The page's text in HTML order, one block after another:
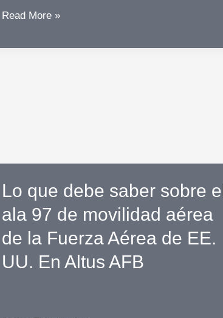
Cómo
prepararon
Read More »
Lo que debe saber sobre el
ala 97 de movilidad aérea
de la Fuerza Aérea de EE.
UU. En Altus AFB